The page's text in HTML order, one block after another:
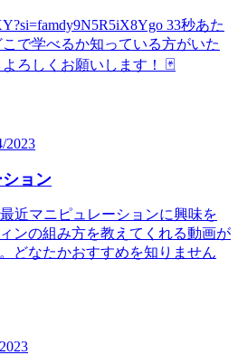
33秒あた
で学べるか知っている方がいた
ろしくお願いします！ 🃏
2023
ョン
近マニピュレーションに興味を
ンの組み方を教えてくれる動画が
どなたかおすすめを知りません